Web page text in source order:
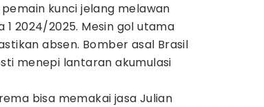
kunci jelang melawan
2024/2025. Mesin gol utama
absen. Bomber asal Brasil
menepi lantaran akumulasi
bisa memakai jasa Julian